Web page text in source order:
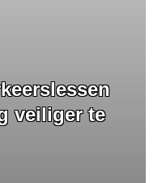
veiliger te